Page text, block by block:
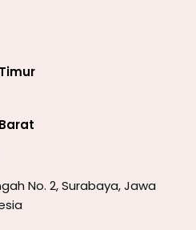
No. 2, Surabaya, Jawa